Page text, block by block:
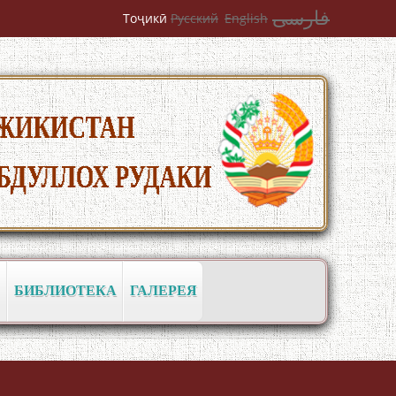
Тоҷикӣ Русский English فارسی
БИБЛИОТЕКА ГАЛЕРЕЯ
به عبارت دیگر: گفتگو با مومن قناعت
Mumin Qanoat
Қаноат\Meeting of young talents with
Mumyin Kanoat